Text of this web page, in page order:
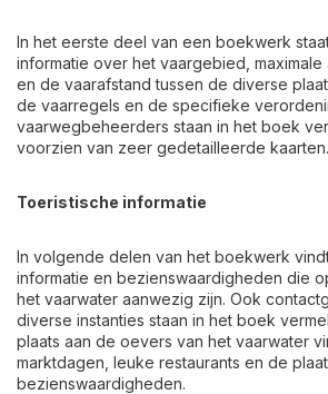
In het eerste deel van een boekwerk
informatie over het vaargebied, maximale
en de vaarafstand tussen de diverse
de vaarregels en de specifieke
vaarwegbeheerders staan in het boek
voorzien van zeer gedetailleerde kaarten.
Toeristische informatie
In volgende delen van het boekwerk
informatie en bezienswaardigheden die
het vaarwater aanwezig zijn. Ook
diverse instanties staan in het boek
plaats aan de oevers van het vaarwater
marktdagen, leuke restaurants en de
bezienswaardigheden.